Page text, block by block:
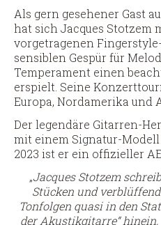
Als gern gesehener Gast
hat sich Jacques Stotzem
vorgetragenen
sensiblen Gespür für
Temperament einen
erspielt. Seine
Europa, Nordamerika und
Der legendäre Gitarren-
mit einem Signatur-
2023 ist er ein offizieller
„Jacques Stotzem
Stücken und
Tonfolgen quasi in den
der Akustikgitarre“